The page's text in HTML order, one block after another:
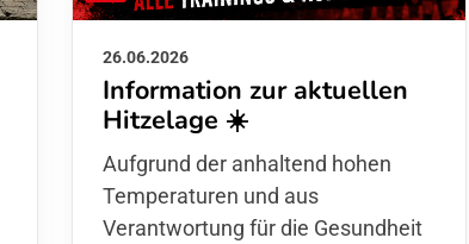
26.06.2026
Information zur aktuellen
Hitzelage ☀️
Aufgrund der anhaltend hohen
Temperaturen und aus
Verantwortung für die Gesundheit